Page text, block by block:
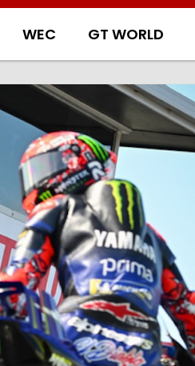
WEC GT WORLD